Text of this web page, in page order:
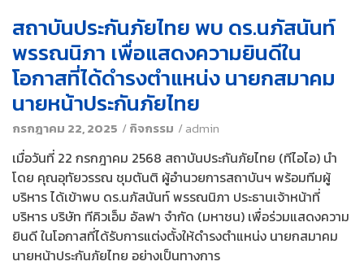
สถาบันประกันภัยไทย พบ ดร.นภัสนันท์
พรรณนิภา เพื่อแสดงความยินดีใน
โอกาสที่ได้ดำรงตำแหน่ง นายกสมาคม
นายหน้าประกันภัยไทย
กรกฎาคม 22, 2025 /กิจกรรม /admin
เมื่อวันที่ 22 กรกฎาคม 2568 สถาบันประกันภัยไทย (ทีไอไอ) นำ
โดย คุณอุทัยวรรณ ชุมตันติ ผู้อำนวยการสถาบันฯ พร้อมทีมผู้
บริหาร ได้เข้าพบ ดร.นภัสนันท์ พรรณนิภา ประธานเจ้าหน้าที่
บริหาร บริษัท ทีคิวเอ็ม อัลฟา จำกัด (มหาชน) เพื่อร่วมแสดงความ
ยินดี ในโอกาสที่ได้รับการแต่งตั้งให้ดำรงตำแหน่ง นายกสมาคม
นายหน้าประกันภัยไทย อย่างเป็นทางการ